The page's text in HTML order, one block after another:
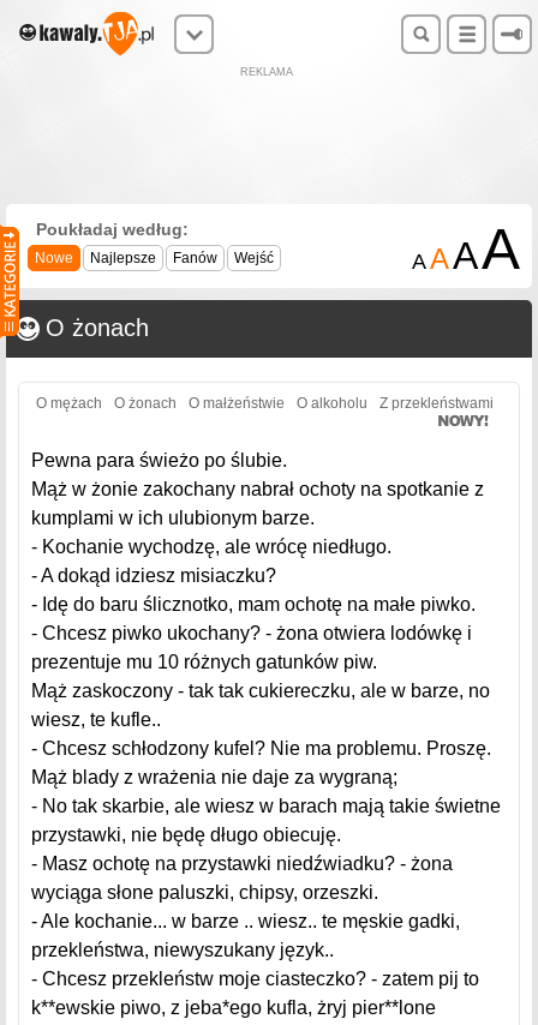
REKLAMA
AAAA
Poukładaj według:
Nowe Najlepsze Fanów Wejść
O żonach
O mężach O żonach O małżeństwie O alkoholu Z przekleństwami
Pewna para świeżo po ślubie.
Mąż w żonie zakochany nabrał ochoty na spotkanie z
kumplami w ich ulubionym barze.
- Kochanie wychodzę, ale wrócę niedługo.
- A dokąd idziesz misiaczku?
- Idę do baru ślicznotko, mam ochotę na małe piwko.
- Chcesz piwko ukochany? - żona otwiera lodówkę i
prezentuje mu 10 różnych gatunków piw.
Mąż zaskoczony - tak tak cukiereczku, ale w barze, no
wiesz, te kufle..
- Chcesz schłodzony kufel? Nie ma problemu. Proszę.
Mąż blady z wrażenia nie daje za wygraną;
- No tak skarbie, ale wiesz w barach mają takie świetne
przystawki, nie będę długo obiecuję.
- Masz ochotę na przystawki niedźwiadku? - żona
wyciąga słone paluszki, chipsy, orzeszki.
- Ale kochanie... w barze .. wiesz.. te męskie gadki,
przekleństwa, niewyszukany język..
- Chcesz przekleństw moje ciasteczko? - zatem pij to
k**ewskie piwo, z jeba*ego kufla, żryj pier**lone